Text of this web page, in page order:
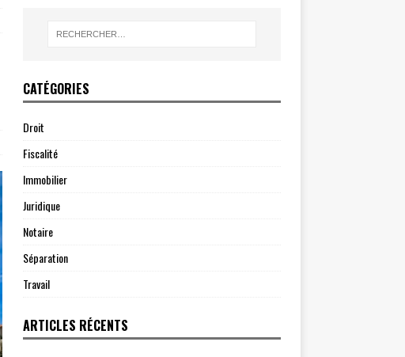
CATÉGORIES
Droit
Fiscalité
Immobilier
Juridique
Notaire
Séparation
Travail
ARTICLES RÉCENTS